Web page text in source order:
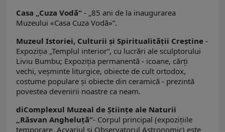
Casa „Cuza Vodă“ - „85 ani de la inaugurarea
Muzeului «Casa Cuza Vodă»“.
Muzeul Istoriei, Culturii şi Spiritualităţii Creştine -
Expoziţia „Templul interior“, cu lucrări ale sculptorului
Liviu Bumbu; Expoziţia permanentă - icoane, cărţi
vechi, veşminte liturgice, obiecte de cult ortodox,
costume populare şi obiecte din ceramică - prezintă
povestea devenirii noastre ca neam.
diComplexul Muzeal de Ştiinţe ale Naturii
„Răsvan Angheluţă“- Corpul principal (expoziţiile
temporare, Acvariul şi Observatorul Astronomic) este